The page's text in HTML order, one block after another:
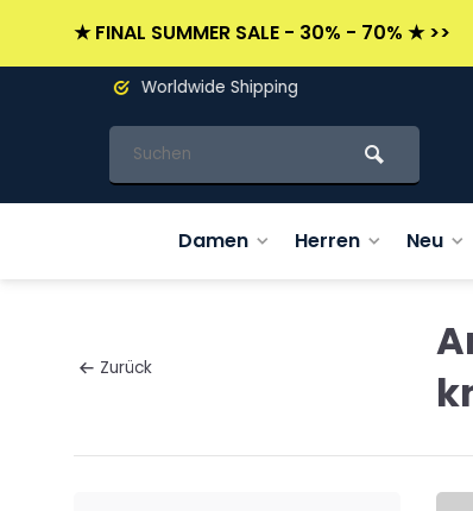
★ FINAL SUMMER SALE - 30% - 70% ★ >>
Worldwide Shipping
Damen Herren Neu
Zurück